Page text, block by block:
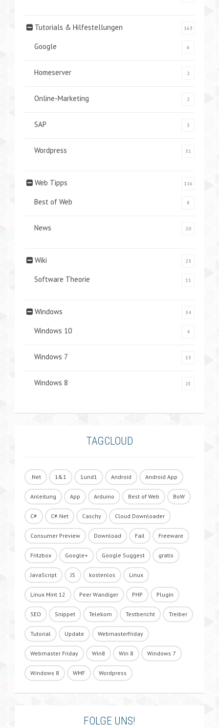
Tutorials & Hilfestellungen 163
Google 6
Homeserver 2
Online-Marketing 2
SAP 3
Wordpress 31
Web Tipps 116
Best of Web 8
News 20
Wiki 23
Software Theorie 11
Windows 34
Windows 10 4
Windows 7 13
Windows 8 25
TAGCLOUD
.Net 1&1 1und1 Android Android App
Anleitung App Arduino Best of Web BoW
C# C#.Net Caschy Cloud Downloader
Consumer Preview Download Fail Freeware
Fritzbox Google+ Google Suggest gratis
JavaScript JS kostenlos Linux
Linux Mint 12 Peer Wandiger PHP Plugin
SEO Snippet Telekom Testbericht Treiber
Tutorial Update Webmasterfriday
Webmaster Friday Win8 Win 8 Windows 7
Windows 8 WMF Wordpress
FOLGE UNS!